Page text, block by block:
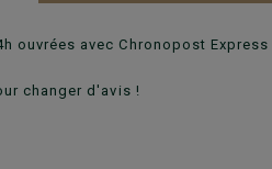
ouvrées avec Chronopost
changer d'avis !